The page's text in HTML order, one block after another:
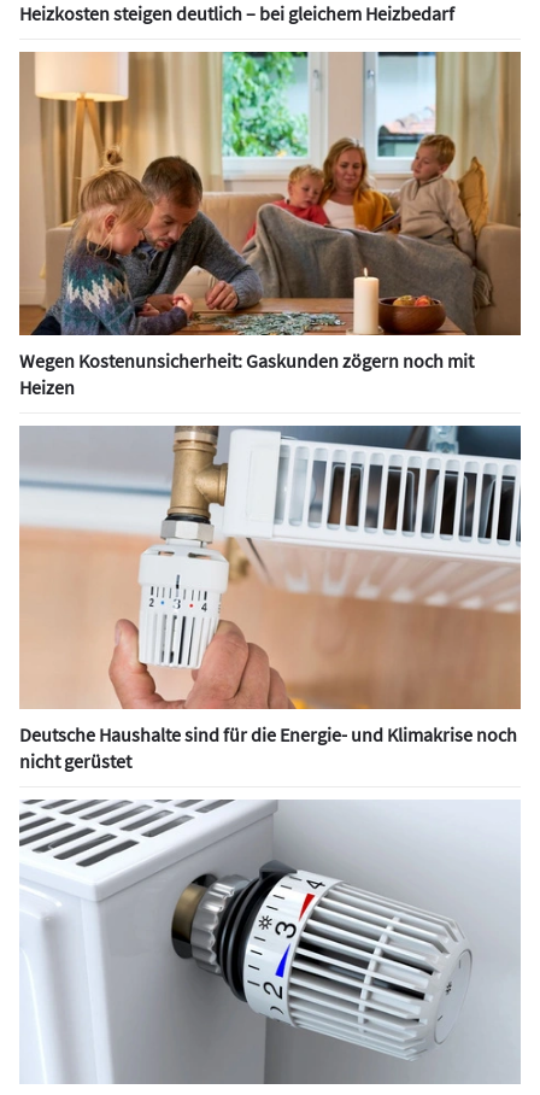
Heizkosten steigen deutlich – bei gleichem Heizbedarf
Wegen Kostenunsicherheit: Gaskunden zögern noch mit
Heizen
Deutsche Haushalte sind für die Energie- und Klimakrise noch
nicht gerüstet